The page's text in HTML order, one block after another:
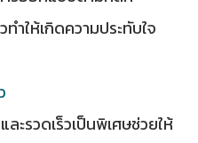
ำให้เกิดความประทับใจ
ะรวดเร็วเป็นพิเศษช่วยให้